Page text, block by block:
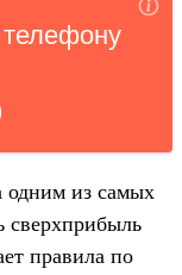
одним из самых
сверхприбыль
правила по